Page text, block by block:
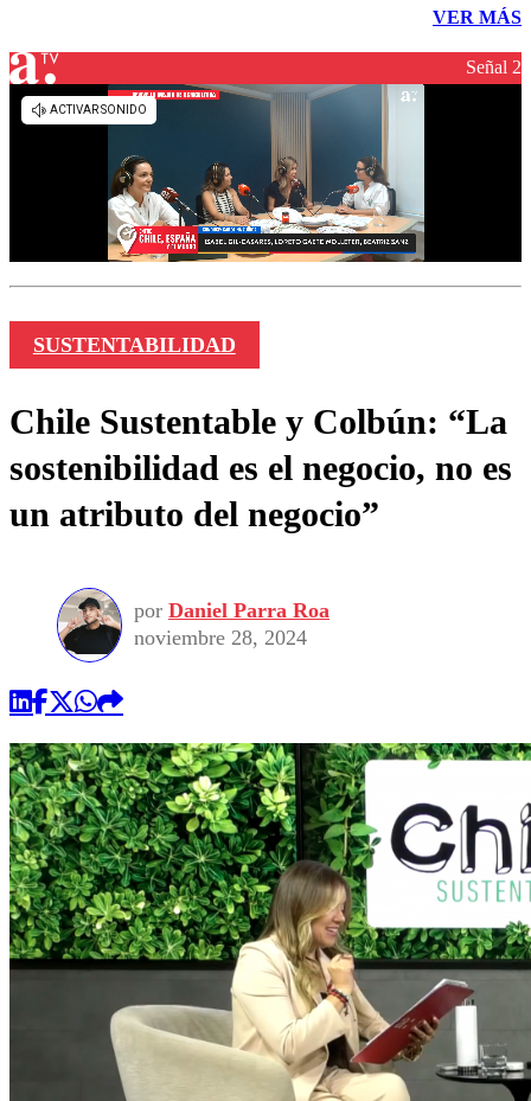
VER MÁS
Señal 2
SUSTENTABILIDAD
Chile Sustentable y Colbún: “La
sostenibilidad es el negocio, no es
un atributo del negocio”
por Daniel Parra Roa
noviembre 28, 2024